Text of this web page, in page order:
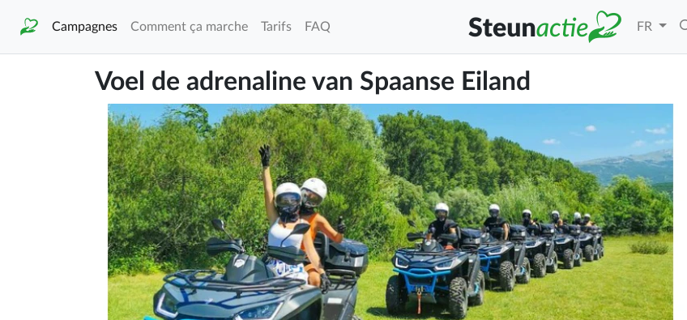
Campagnes Comment ça marche Tarifs FAQ FR
Voel de adrenaline van Spaanse Eiland